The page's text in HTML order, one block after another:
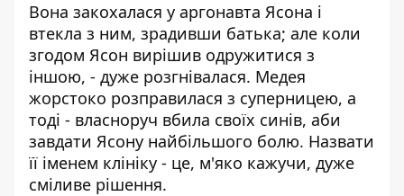
Вона закохалася у аргонавта Ясона і
втекла з ним, зрадивши батька; але коли
згодом Ясон вирішив одружитися з
іншою, - дуже розгнівалася. Медея
жорстоко розправилася з суперницею, а
тоді - власноруч вбила своїх синів, аби
завдати Ясону найбільшого болю. Назвати
її іменем клініку - це, м'яко кажучи, дуже
сміливе рішення.